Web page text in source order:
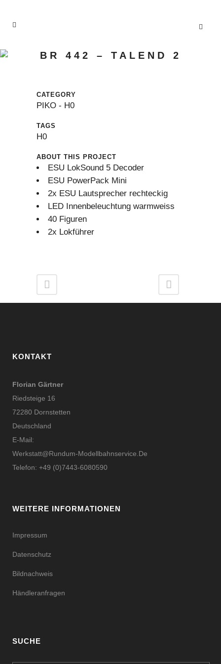
BR 442 – TALEND 2
CATEGORY
PIKO - H0
TAGS
H0
ABOUT THIS PROJECT
ESU LokSound 5 Decoder
ESU PowerPack Mini
2x ESU Lautsprecher rechteckig
LED Innenbeleuchtung warmweiss
40 Figuren
2x Lokführer
KONTAKT
Florian Gärtner
Riedsteige 16
72280 Dornstetten
Deutschland
E-Mail:
Werkstatt@rundum-Modellbahnservice.de
Telefon: +49 (0)7443-6080590
WEITERE INFORMATIONEN
Impressum
Datenschutz
Bildnachweis
Händleranfragen
SUCHE